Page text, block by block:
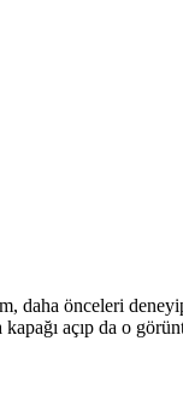
önceleri
açıp da o